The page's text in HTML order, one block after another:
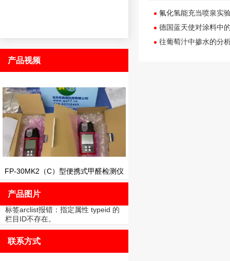
产品视频
FP-30MK2（C）型便携式甲醛检测仪
产品图片
标签arclist报错：指定属性 typeid 的
栏目ID不存在。
联系方式
氟化氢能充当喷泉实
德国蓝天使对涂料中
往葡萄汁中掺水的分